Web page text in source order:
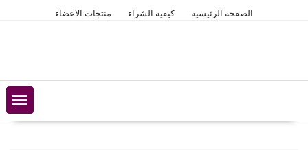
الصفحة الرئيسية كيفية الشراء منتجات الاعضاء